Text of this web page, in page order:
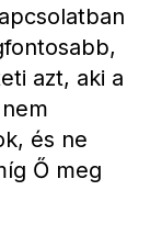
azt, aki a
és ne
Ő meg